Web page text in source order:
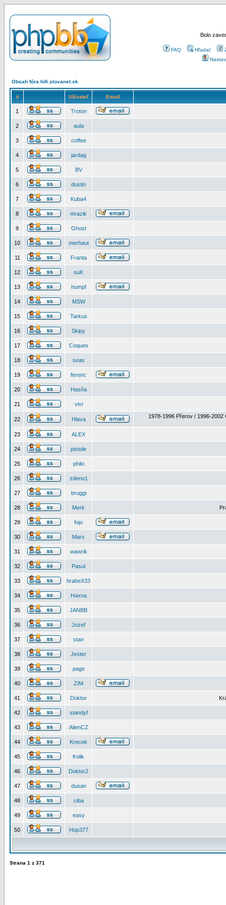
Bolo
FAQ Hľadať
Obsah fóra hifi.slovanet.sk
# Užívateľ Email
1 Troton
2 aula
3 coffee
4 jardag
5 BV
6 dustin
7 Kuba4
8 mrazik
9 Ghost
10 merhaut
11 Franta
12 suK
13 humpf
14 MSW
15 Tarkus
16 Skipy
17 Coques
18 seas
19 ferenc
20 Hasňa
21 vivi
22 Hlava 1978-1996 Přerov / 1996-2002
23 ALEX
24 pistole
25 philo
26 zdeno1
27 bruggi
28 Merk
29 fojo
30 Marx
31 wawrik
32 Pasul
33 hrabeX33
34 Haxna
35 JANBB
36 Jozef
37 stan
38 Jester
39 page
40 ZIM
41 Doktor
42 standyf
43 AlienCZ
44 Krecek
45 frolik
46 Doktor2
47 dusan
48 ciba
49 easy
50 Hop377
Strana 1 z 371